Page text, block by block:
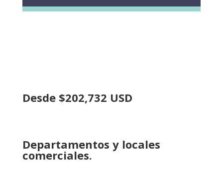
Desde $202,732 USD
Departamentos y locales
comerciales.